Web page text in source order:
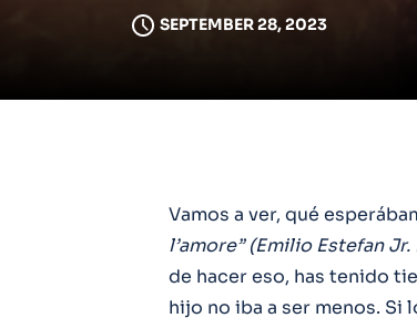
SEPTEMBER 28, 2023
Vamos a ver, qué
l’amore” (Emilio Estefan Jr.
de hacer eso, has tenido
hijo no iba a ser menos. Si